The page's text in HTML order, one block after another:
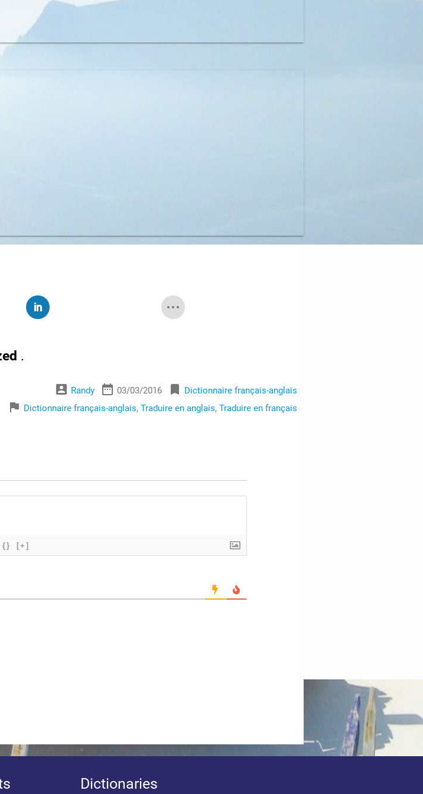
.
account_box Randy date_range 03/03/2016 bookmark Dictionnaire français-anglais
flag Dictionnaire français-anglais, Traduire en anglais, Traduire en français
{} [+]
Dictionaries